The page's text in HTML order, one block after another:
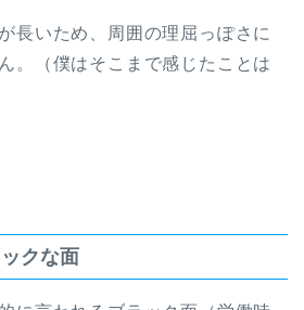
長いため、周囲の理屈っぽさに
。（僕はそこまで感じたことは
クな面